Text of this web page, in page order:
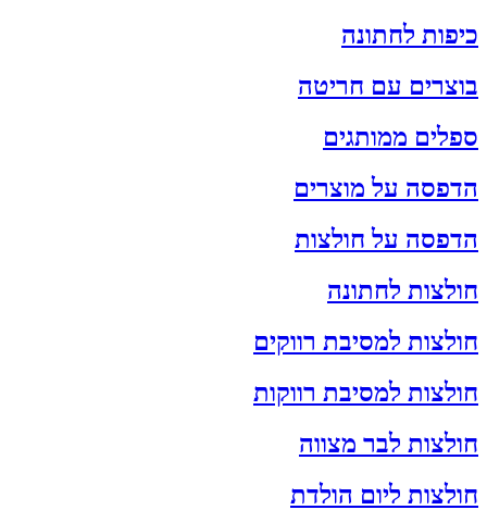
כיפות לחתונה
בוצרים עם חריטה
ספלים ממותגים
הדפסה על מוצרים
הדפסה על חולצות
חולצות לחתונה
חולצות למסיבת רווקים
חולצות למסיבת רווקות
חולצות לבר מצווה
חולצות ליום הולדת